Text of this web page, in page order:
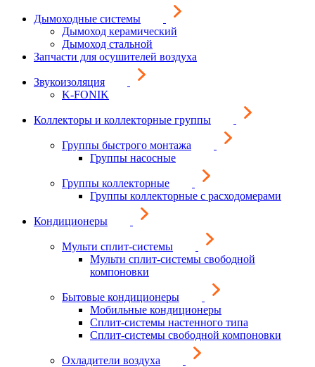
Дымоходные системы
Дымоход керамический
Дымоход стальной
Запчасти для осушителей воздуха
Звукоизоляция
K-FONIK
Коллекторы и коллекторные группы
Группы быстрого монтажа
Группы насосные
Группы коллекторные
Группы коллекторные с расходомерами
Кондиционеры
Мульти сплит-системы
Мульти сплит-системы свободной
компоновки
Бытовые кондиционеры
Мобильные кондиционеры
Сплит-системы настенного типа
Сплит-системы свободной компоновки
Охладители воздуха